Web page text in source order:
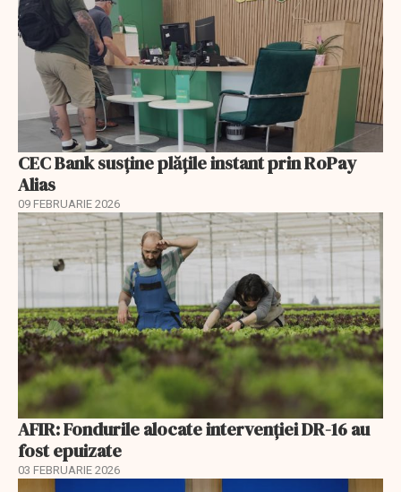
CEC Bank susține plățile instant prin RoPay
Alias
09 FEBRUARIE 2026
AFIR: Fondurile alocate intervenției DR-16 au
fost epuizate
03 FEBRUARIE 2026